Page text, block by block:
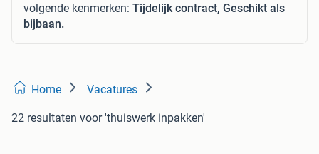
volgende kenmerken: Tijdelijk contract, Geschikt als
bijbaan.
Home Vacatures
22 resultaten voor 'thuiswerk inpakken'